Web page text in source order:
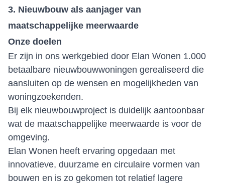
3. Nieuwbouw als aanjager van
maatschappelijke meerwaarde
Onze doelen
Er zijn in ons werkgebied door Elan Wonen 1.000
betaalbare nieuwbouwwoningen gerealiseerd die
aansluiten op de wensen en mogelijkheden van
woningzoekenden.
Bij elk nieuwbouwproject is duidelijk aantoonbaar
wat de maatschappelijke meerwaarde is voor de
omgeving.
Elan Wonen heeft ervaring opgedaan met
innovatieve, duurzame en circulaire vormen van
bouwen en is zo gekomen tot relatief lagere